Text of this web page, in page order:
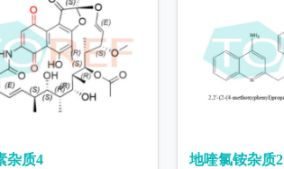
杂质4 地喹氯铵杂质2